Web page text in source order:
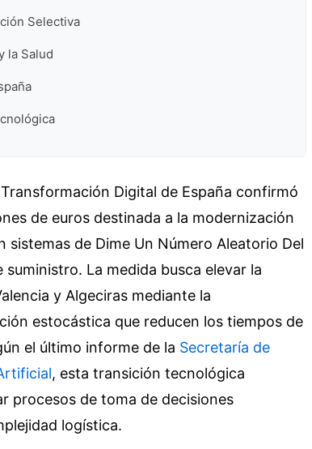
Selectiva
la Salud
Digital de España confirmó
de euros destinada a la modernización
de Dime Un Número Aleatorio Del
La medida busca elevar la
y Algeciras mediante la
estocástica que reducen los tiempos de
el último informe de la Secretaría de
, esta transición tecnológica
procesos de toma de decisiones
logística.